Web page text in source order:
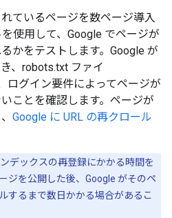
ているページを数ページ導入
を使用して、Google でページが
かをテストします。Google が
、robots.txt ファイ
ログイン要件によってページが
ことを確認します。ページが
Google に URL の再クロール
デックスの再登録にかかる時間を
ジを公開した後、Google がそのペ
するまで数日かかる場合があるこ